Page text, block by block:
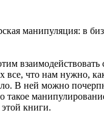
что нам нужно,
В ней можно
книги.